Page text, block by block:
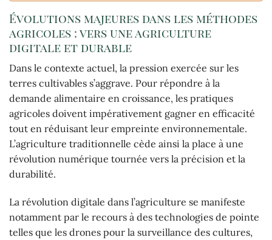
Évolutions majeures dans les méthodes
agricoles : vers une agriculture
digitale et durable
Dans le contexte actuel, la pression exercée sur les
terres cultivables s’aggrave. Pour répondre à la
demande alimentaire en croissance, les pratiques
agricoles doivent impérativement gagner en efficacité
tout en réduisant leur empreinte environnementale.
L’agriculture traditionnelle cède ainsi la place à une
révolution numérique tournée vers la précision et la
durabilité.
La révolution digitale dans l’agriculture se manifeste
notamment par le recours à des technologies de pointe
telles que les drones pour la surveillance des cultures,